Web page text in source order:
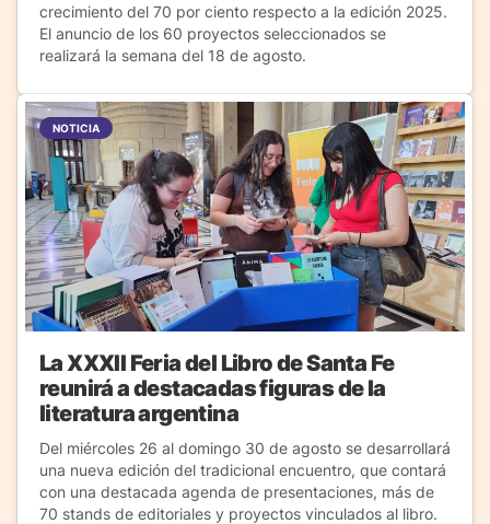
crecimiento del 70 por ciento respecto a la edición 2025.
El anuncio de los 60 proyectos seleccionados se
realizará la semana del 18 de agosto.
NOTICIA
La XXXII Feria del Libro de Santa Fe
reunirá a destacadas figuras de la
literatura argentina
Del miércoles 26 al domingo 30 de agosto se desarrollará
una nueva edición del tradicional encuentro, que contará
con una destacada agenda de presentaciones, más de
70 stands de editoriales y proyectos vinculados al libro.